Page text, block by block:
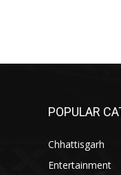
POPULAR
Chhattisgarh
Entertainment